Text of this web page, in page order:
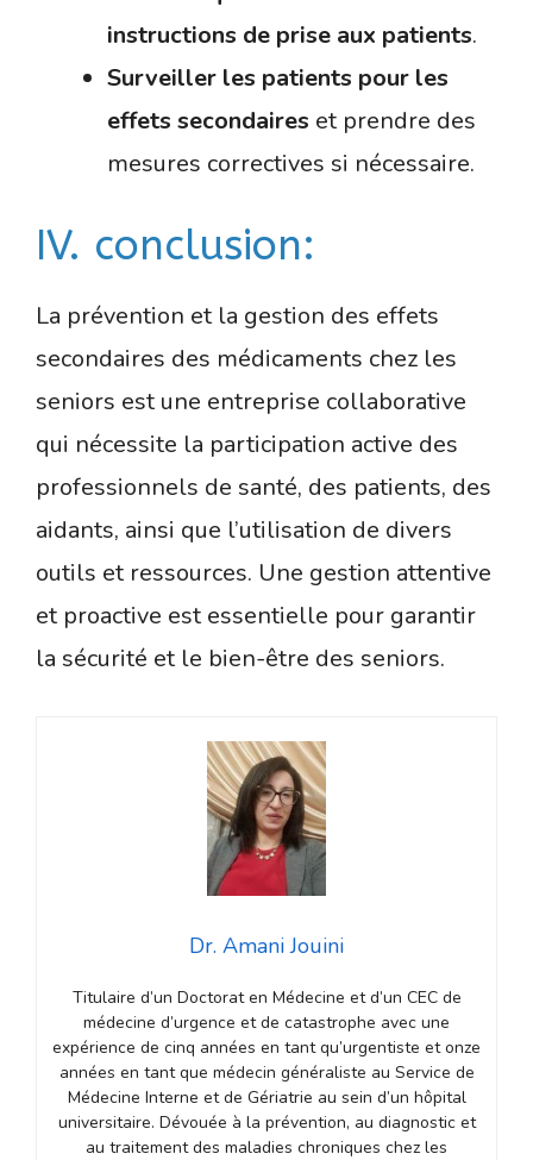
instructions de prise aux patients.
Surveiller les patients pour les
effets secondaires et prendre des
mesures correctives si nécessaire.
IV. conclusion:
La prévention et la gestion des effets
secondaires des médicaments chez les
seniors est une entreprise collaborative
qui nécessite la participation active des
professionnels de santé, des patients, des
aidants, ainsi que l’utilisation de divers
outils et ressources. Une gestion attentive
et proactive est essentielle pour garantir
la sécurité et le bien-être des seniors.
Dr. Amani Jouini
Titulaire d’un Doctorat en Médecine et d’un CEC de
médecine d’urgence et de catastrophe avec une
expérience de cinq années en tant qu’urgentiste et onze
années en tant que médecin généraliste au Service de
Médecine Interne et de Gériatrie au sein d’un hôpital
universitaire. Dévouée à la prévention, au diagnostic et
au traitement des maladies chroniques chez les